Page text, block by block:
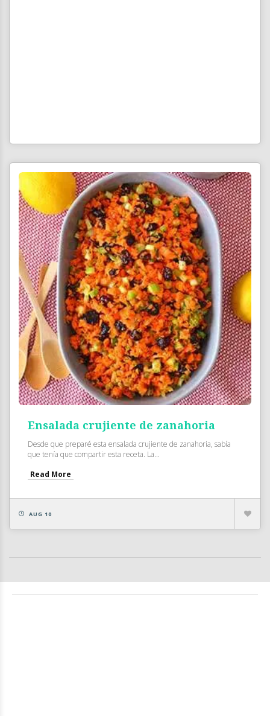
Ensalada crujiente de zanahoria
Desde que preparé esta ensalada crujiente de zanahoria, sabía
que tenía que compartir esta receta. La...
Read More
AUG 10